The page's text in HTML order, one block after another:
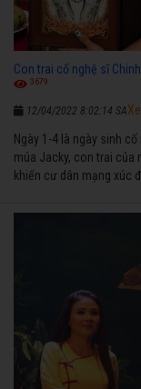
Con trai cố nghệ sĩ
3679
12/04/2022 8:02:14 SA
Ngày 1-4 là ngày sinh
múa Jacky, con trai của
khiến cư dân mạng xúc